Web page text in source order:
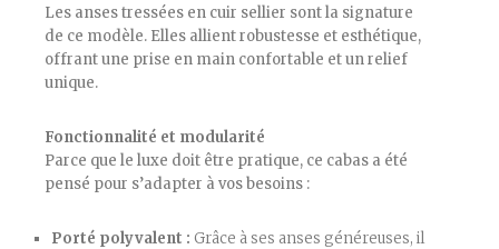
Les anses tressées en cuir sellier sont la signature
de ce modèle. Elles allient robustesse et esthétique,
offrant une prise en main confortable et un relief
unique.
​Fonctionnalité et modularité
Parce que le luxe doit être pratique, ce cabas a été
pensé pour s’adapter à vos besoins :
Porté polyvalent : Grâce à ses anses généreuses, il